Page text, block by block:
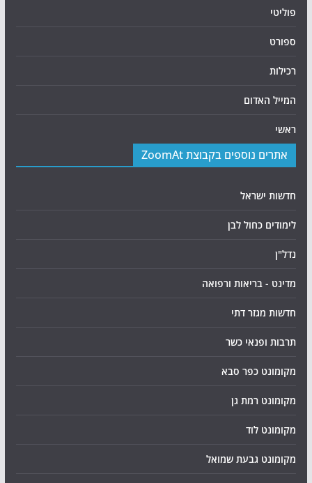
פוליטי
ספורט
רכילות
המייל האדום
ראשי
אתרים נוספים בקבוצת ZoomAt
חדשות ישראל
לימודים כחול לבן
נדל"ן
מדינט - בריאות ורפואה
חדשות מגזר דתי
תרבות ופנאי כשר
מקומונט כפר סבא
מקומונט רמת גן
מקומונט לוד
מקומונט גבעת שמואל